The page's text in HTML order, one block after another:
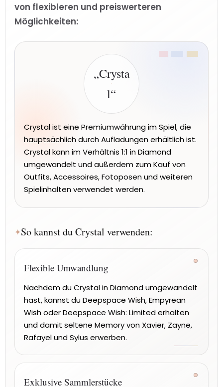
von flexibleren und preiswerteren
Möglichkeiten:
„Crysta
l“
Crystal ist eine Premiumwährung im Spiel, die
hauptsächlich durch Aufladungen erhältlich ist.
Crystal kann im Verhältnis 1:1 in Diamond
umgewandelt und außerdem zum Kauf von
Outfits, Accessoires, Fotoposen und weiteren
Spielinhalten verwendet werden.
So kannst du Crystal verwenden:
Flexible Umwandlung
Nachdem du Crystal in Diamond umgewandelt
hast, kannst du Deepspace Wish, Empyrean
Wish oder Deepspace Wish: Limited erhalten
und damit seltene Memory von Xavier, Zayne,
Rafayel und Sylus erwerben.
Exklusive Sammlerstücke